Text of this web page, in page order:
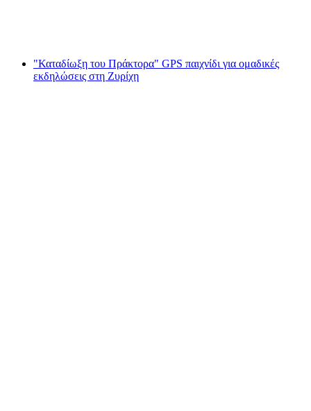
"Καταδίωξη του Πράκτορα" GPS παιχνίδι για ομαδικές
εκδηλώσεις στη Ζυρίχη